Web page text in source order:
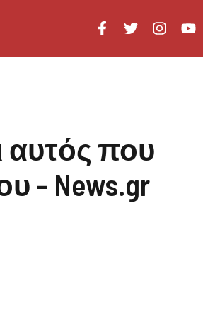
αυτός που
– News.gr